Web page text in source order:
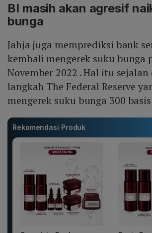
BI masih akan agresif
bunga
Jahja juga memprediksi bank
kembali mengerek suku bunga
November 2022 . Hal itu sejalan
langkah The Federal Reserve
mengerek suku bunga 300
Rekomendasi Produk